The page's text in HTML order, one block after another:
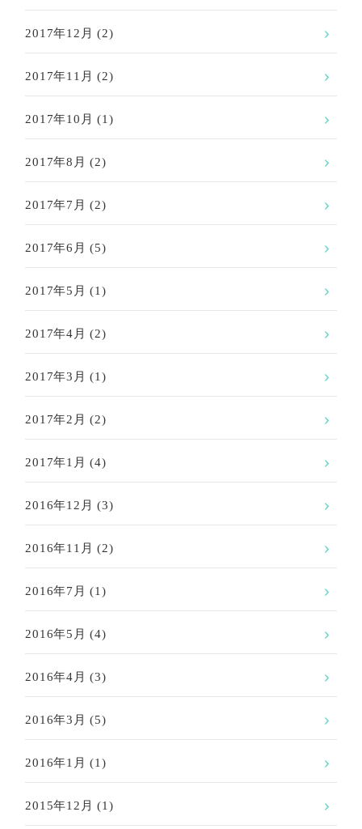
2017年12月 (2)
2017年11月 (2)
2017年10月 (1)
2017年8月 (2)
2017年7月 (2)
2017年6月 (5)
2017年5月 (1)
2017年4月 (2)
2017年3月 (1)
2017年2月 (2)
2017年1月 (4)
2016年12月 (3)
2016年11月 (2)
2016年7月 (1)
2016年5月 (4)
2016年4月 (3)
2016年3月 (5)
2016年1月 (1)
2015年12月 (1)